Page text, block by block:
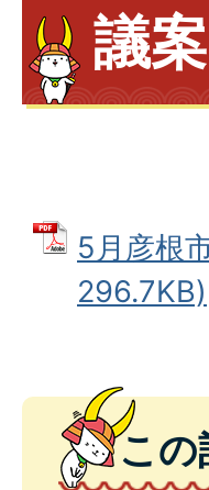
議案
5月彦根
296.7KB)
この